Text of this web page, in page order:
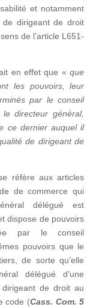
et notamment
dirigeant de droit
de l’article L651-
en effet que «que
les pouvoirs, leur
par le conseil
directeur général,
ce dernier auquel il
de dirigeant de
réfère aux articles
de commerce qui
délégué est
dispose de pouvoirs
par le conseil
pouvoirs que le
de sorte qu’elle
délégué d’une
de droit au
code (Cass. Com. 5